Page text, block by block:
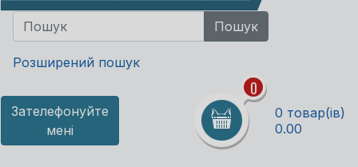
Розширений пошук
Зателефонуйте
мені
0
0 товар(ів)
0.00